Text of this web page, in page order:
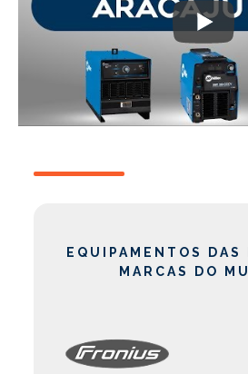
EQUIPAMENTOS DAS
MARCAS DO